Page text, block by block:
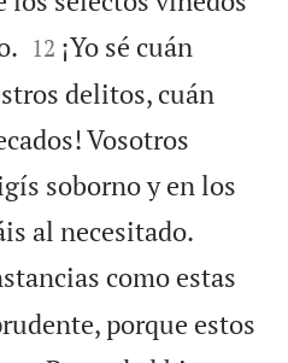


12 ¡Yo sé cuán
delitos, cuán
Vosotros
soborno y en los
al necesitado.
como estas
porque estos